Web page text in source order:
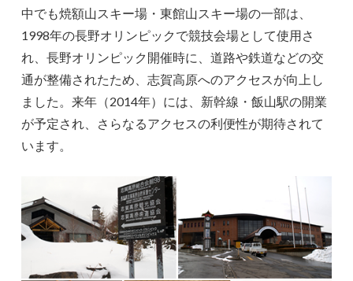
中でも焼額山スキー場・東館山スキー場の一部は、
1998年の長野オリンピックで競技会場として使用さ
れ、長野オリンピック開催時に、道路や鉄道などの交
通が整備されたため、志賀高原へのアクセスが向上し
ました。来年（2014年）には、新幹線・飯山駅の開業
が予定され、さらなるアクセスの利便性が期待されて
います。